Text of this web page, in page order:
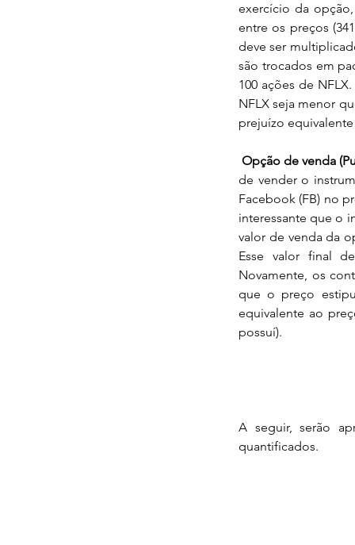
exercício da
entre os preços
deve ser
são trocados em
100 ações de
NFLX seja menor
prejuízo
Opção de venda
de vender o
Facebook (FB) no
interessante que o
valor de venda da
Esse valor final
Novamente, os
que o preço
equivalente ao
possuí).
A seguir, serão
quantificados.